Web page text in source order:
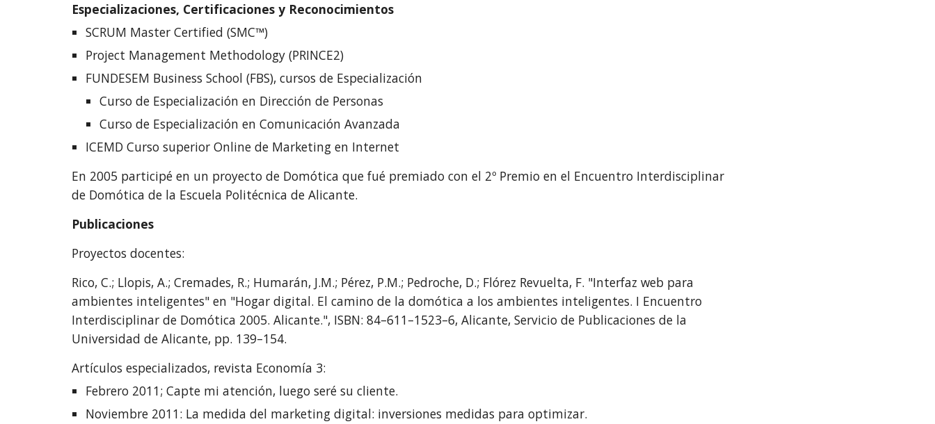
Especializaciones, Certificaciones y Reconocimientos
SCRUM Master Certified (SMC™)
Project Management Methodology (PRINCE2)
FUNDESEM Business School (FBS), cursos de Especialización
Curso de Especialización en Dirección de Personas
Curso de Especialización en Comunicación Avanzada
ICEMD Curso superior Online de Marketing en Internet
En 2005 participé en un proyecto de Domótica que fué premiado con el 2º Premio en el Encuentro Interdisciplinar
de Domótica de la Escuela Politécnica de Alicante.
Publicaciones
Proyectos docentes:
Rico, C.; Llopis, A.; Cremades, R.; Humarán, J.M.; Pérez, P.M.; Pedroche, D.; Flórez Revuelta, F. "Interfaz web para
ambientes inteligentes" en "Hogar digital. El camino de la domótica a los ambientes inteligentes. I Encuentro
Interdisciplinar de Domótica 2005. Alicante.", ISBN: 84–611–1523–6, Alicante, Servicio de Publicaciones de la
Universidad de Alicante, pp. 139–154.
Artículos especializados, revista Economía 3:
Febrero 2011; Capte mi atención, luego seré su cliente.
Noviembre 2011: La medida del marketing digital: inversiones medidas para optimizar.